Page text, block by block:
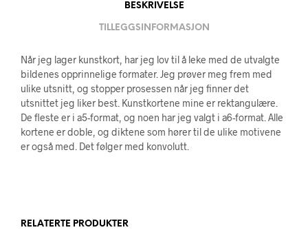
BESKRIVELSE
TILLEGGSINFORMASJON
Når jeg lager kunstkort, har jeg lov til å leke med de utvalgte
bildenes opprinnelige formater. Jeg prøver meg frem med
ulike utsnitt, og stopper prosessen når jeg finner det
utsnittet jeg liker best. Kunstkortene mine er rektangulære.
De fleste er i a5-format, og noen har jeg valgt i a6-format. Alle
kortene er doble, og diktene som hører til de ulike motivene
er også med. Det følger med konvolutt.
RELATERTE PRODUKTER